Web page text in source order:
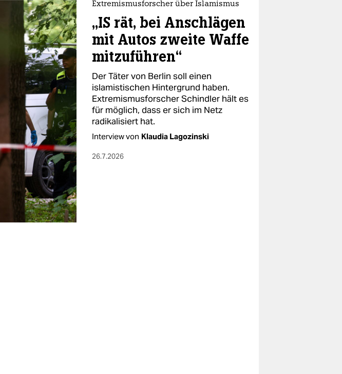
Extremismusforscher über Islamismus
„IS rät, bei Anschlägen
mit Autos zweite Waffe
mitzuführen“
Der Täter von Berlin soll einen
islamistischen Hintergrund haben.
Extremismusforscher Schindler hält es
für möglich, dass er sich im Netz
radikalisiert hat.
Interview von Klaudia Lagozinski
26.7.2026